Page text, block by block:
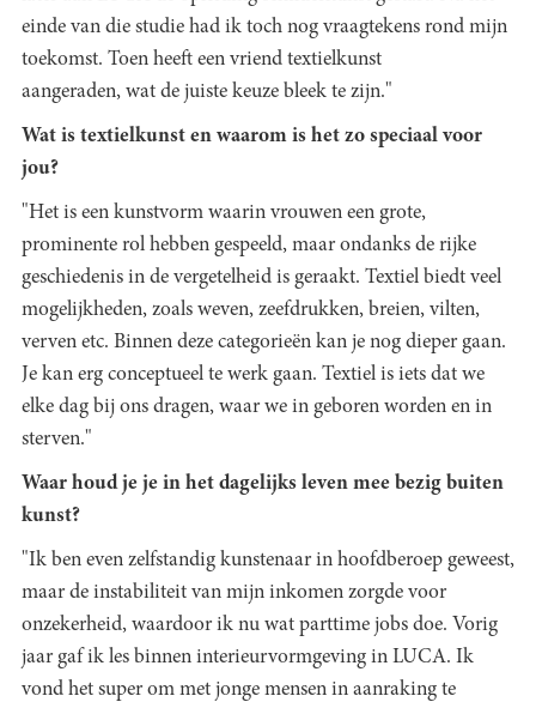
einde van die studie had ik toch nog vraagtekens rond mijn
toekomst. Toen heeft een vriend textielkunst
aangeraden, wat de juiste keuze bleek te zijn."
Wat is textielkunst en waarom is het zo speciaal voor
jou?
"Het is een kunstvorm waarin vrouwen een grote,
prominente rol hebben gespeeld, maar ondanks de rijke
geschiedenis in de vergetelheid is geraakt. Textiel biedt veel
mogelijkheden, zoals weven, zeefdrukken, breien, vilten,
verven etc. Binnen deze categorieën kan je nog dieper gaan.
Je kan erg conceptueel te werk gaan. Textiel is iets dat we
elke dag bij ons dragen, waar we in geboren worden en in
sterven."
Waar houd je je in het dagelijks leven mee bezig buiten
kunst?
"Ik ben even zelfstandig kunstenaar in hoofdberoep geweest,
maar de instabiliteit van mijn inkomen zorgde voor
onzekerheid, waardoor ik nu wat parttime jobs doe. Vorig
jaar gaf ik les binnen interieurvormgeving in LUCA. Ik
vond het super om met jonge mensen in aanraking te